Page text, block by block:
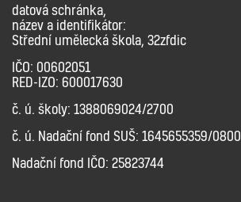
datová schránka,
název a identifikátor:
Střední umělecká škola, 32zfdic
IČO: 00602051
RED-IZO: 600017630
č. ú. školy: 1388069024/2700
č. ú. Nadační fond SUŠ: 1645655359/0800
Nadační fond IČO: 25823744